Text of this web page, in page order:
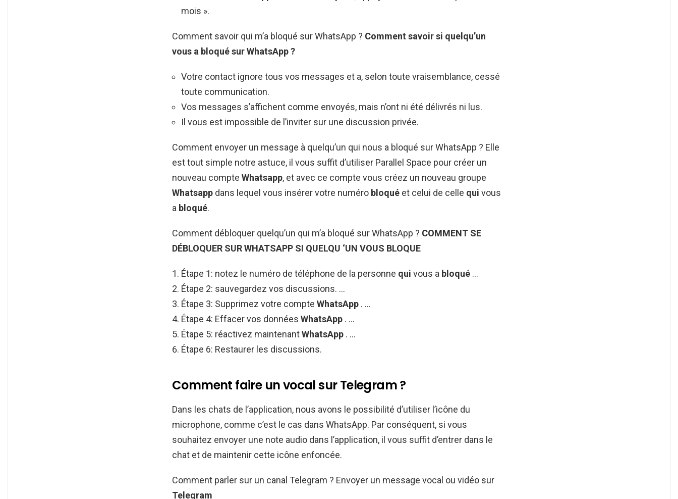
mois ».
Comment savoir qui m’a bloqué sur WhatsApp ? Comment savoir si quelqu’un
vous a bloqué sur WhatsApp?
Votre contact ignore tous vos messages et a, selon toute vraisemblance, cessé
toute communication.
Vos messages s’affichent comme envoyés, mais n’ont ni été délivrés ni lus.
Il vous est impossible de l’inviter sur une discussion privée.
Comment envoyer un message à quelqu’un qui nous a bloqué sur WhatsApp ? Elle
est tout simple notre astuce, il vous suffit d’utiliser Parallel Space pour créer un
nouveau compte Whatsapp, et avec ce compte vous créez un nouveau groupe
Whatsapp dans lequel vous insérer votre numéro bloqué et celui de celle qui vous
a bloqué.
Comment débloquer quelqu’un qui m’a bloqué sur WhatsApp ? COMMENT SE
DÉBLOQUER SURWHATSAPP SI QUELQU ‘UN VOUS BLOQUE
Étape 1: notez le numéro de téléphone de la personne qui vous a bloqué …
Étape 2: sauvegardez vos discussions. …
Étape 3: Supprimez votre compte WhatsApp . …
Étape 4: Effacer vos données WhatsApp . …
Étape 5: réactivez maintenantWhatsApp . …
Étape 6: Restaurer les discussions.
Comment faire un vocal sur Telegram ?
Dans les chats de l’application, nous avons le possibilité d’utiliser l’icône du
microphone, comme c’est le cas dans WhatsApp. Par conséquent, si vous
souhaitez envoyer une note audio dans l’application, il vous suffit d’entrer dans le
chat et de maintenir cette icône enfoncée.
Comment parler sur un canal Telegram ? Envoyer un message vocal ou vidéo sur
Telegram